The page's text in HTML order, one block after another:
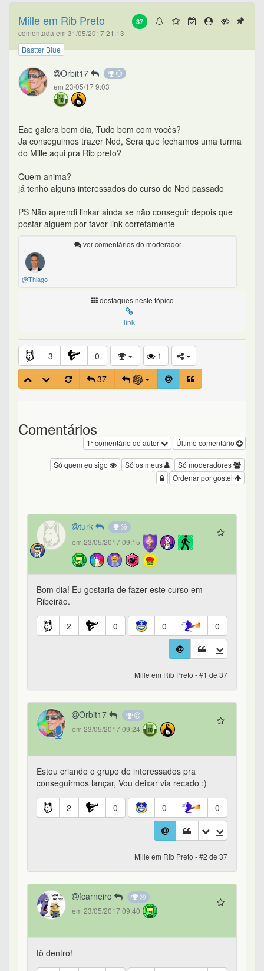
37
Mille em Rib Preto
comentada em 31/05/2017 21:13
Bastter Blue
Orbit17
em 23/05/17 9:03
Eae galera bom dia, Tudo bom com vocês?
Ja conseguimos trazer Nod, Sera que fechamos uma turma
do Mille aqui pra Rib preto?
Quem anima?
já tenho alguns interessados do curso do Nod passado
PS Não aprendi linkar ainda se não conseguir depois que
postar alguem por favor link corretamente
ver comentários do moderador
@Thiago
destaques neste tópico
link
3 0
1
37
Comentários
Último comentário
1º comentário do autor
Só moderadores
Só os meus
Só quem eu sigo
Ordenar por gostei
turk
em 23/05/2017 09:15
Bom dia! Eu gostaria de fazer este curso em
Ribeirão.
2 0 0 0
Mille em Rib Preto - #1 de 37
Orbit17
em 23/05/2017 09:24
Estou criando o grupo de interessados pra
conseguirmos lançar, Vou deixar via recado :)
2 0 0 0
Mille em Rib Preto - #2 de 37
fcarneiro
em 23/05/2017 09:40
tô dentro!